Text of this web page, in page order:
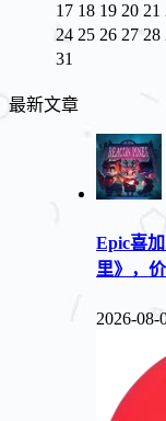
17 18 19 20 21
24 25 26 27 28
31
最新文章
Epic喜
里》，
2026-08-